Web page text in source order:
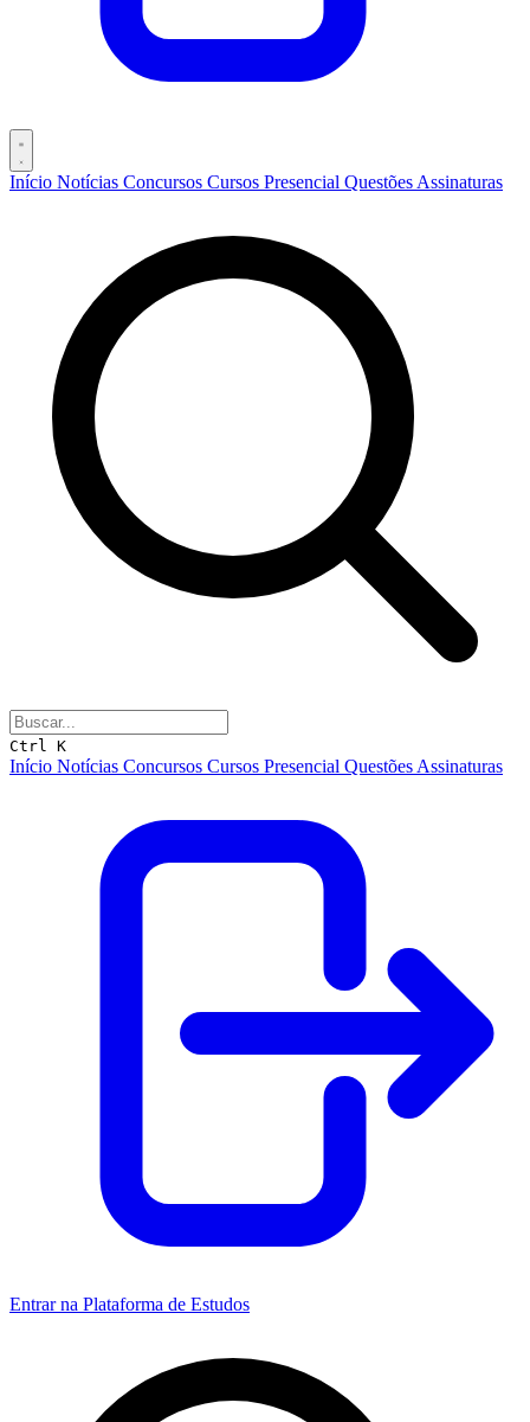
Início Notícias Concursos Cursos Presencial Questões Assinaturas
Ctrl K
Início Notícias Concursos Cursos Presencial Questões Assinaturas
Entrar na Plataforma de Estudos